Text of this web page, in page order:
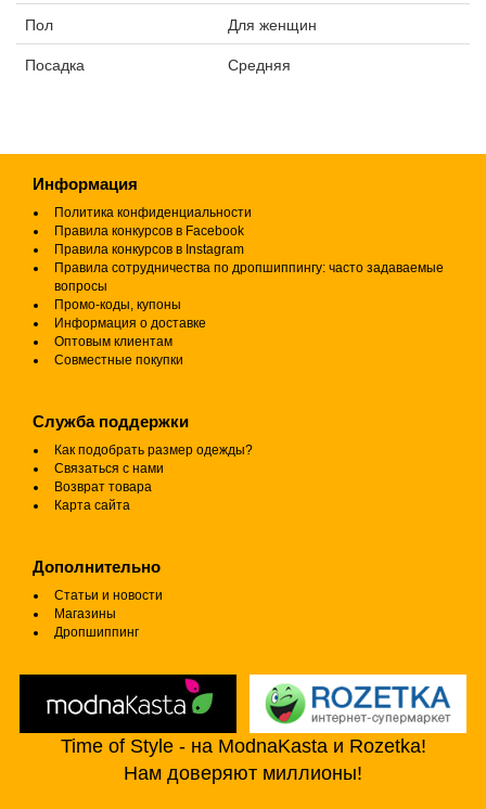
Пол
Для женщин
Посадка
Средняя
Информация
Политика конфиденциальности
Правила конкурсов в Facebook
Правила конкурсов в Instagram
Правила сотрудничества по дропшиппингу: часто задаваемые
вопросы
Промо-коды, купоны
Информация о доставке
Оптовым клиентам
Совместные покупки
Служба поддержки
Как подобрать размер одежды?
Связаться с нами
Возврат товара
Карта сайта
Дополнительно
Статьи и новости
Магазины
Дропшиппинг
Time of Style - на ModnaKasta и Rozetka!
Нам доверяют миллионы!